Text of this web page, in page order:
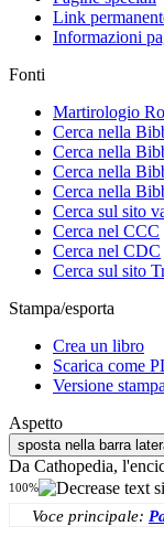
Link
Informazioni
Fonti
Martirologio
Cerca nella
Cerca nella
Cerca nella
Cerca nella
Cerca sul sito
Cerca nel CCC
Cerca nel CDC
Cerca sul sito
Stampa/esporta
Crea un libro
Scarica come
Versione
Aspetto
sposta nella barra
Da Cathopedia,
100%
Voce principale: